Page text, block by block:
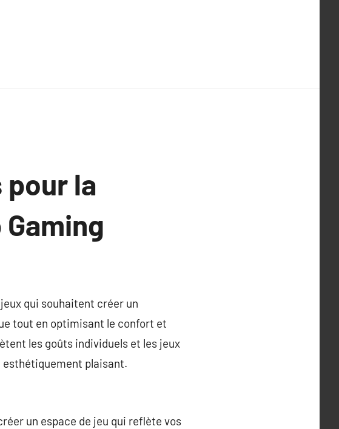
la
qui souhaitent créer un
tout en optimisant le confort et
les goûts individuels et les jeux
esthétiquement plaisant.
un espace de jeu qui reflète vos